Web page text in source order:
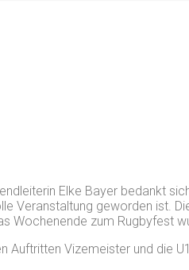
Elke Bayer bedankt
Veranstaltung geworden ist.
Wochenende zum Rugbyfest
Auftritten Vizemeister und die